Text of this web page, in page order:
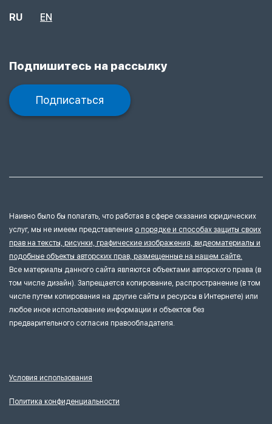
RU EN
Подпишитесь на рассылку
Подписаться
Наивно было бы полагать, что работая в сфере оказания юридических
услуг, мы не имеем представления о порядке и способах защиты своих
прав на тексты, рисунки, графические изображения, видеоматериалы и
подобные объекты авторских прав, размещенные на нашем сайте.
Все материалы данного сайта являются объектами авторского права (в
том числе дизайн). Запрещается копирование, распространение (в том
числе путем копирования на другие сайты и ресурсы в Интернете) или
любое иное использование информации и объектов без
предварительного согласия правообладателя.
Условия использования
Политика конфиденциальности